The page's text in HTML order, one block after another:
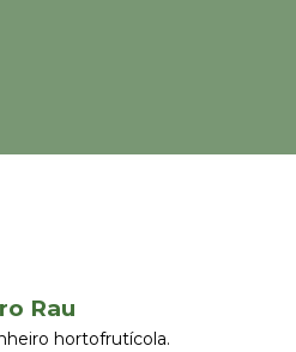
Rau
hortofrutícola.